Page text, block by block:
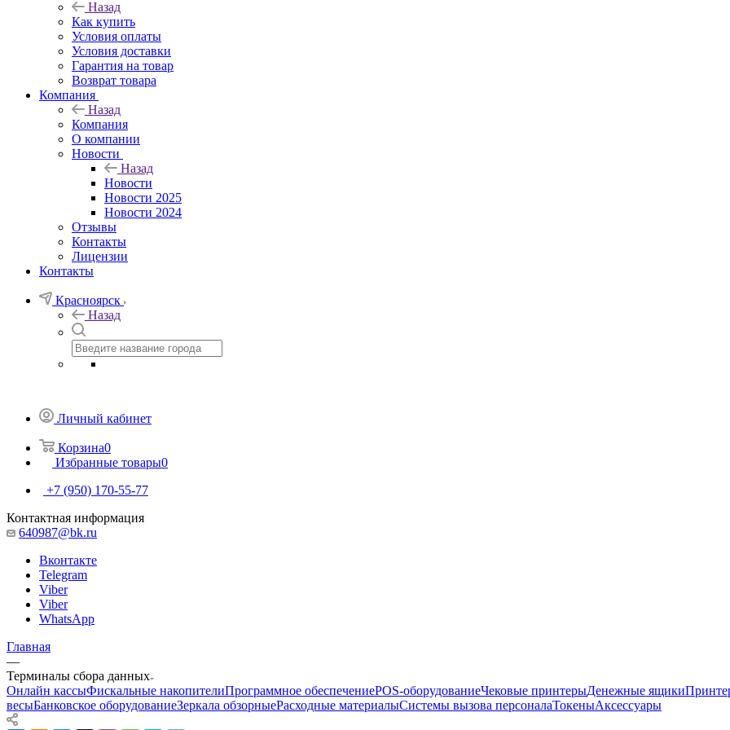
Назад
Как купить
Условия оплаты
Условия доставки
Гарантия на товар
Возврат товара
Компания
Назад
Компания
О компании
Новости
Назад
Новости
Новости 2025
Новости 2024
Отзывы
Контакты
Лицензии
Контакты
Красноярск
Назад
Личный кабинет
Корзина0
Избранные товары0
+7 (950) 170-55-77
Контактная информация
640987@bk.ru
Вконтакте
Telegram
Viber
Viber
WhatsApp
Главная
—
Терминалы сбора данных
Онлайн кассыФискальные накопителиПрограммное обеспечениеPOS-оборудованиеЧековые принтерыДенежные ящики
весыБанковское оборудованиеЗеркала обзорныеРасходные материалыСистемы вызова персоналаТокеныАксессуары